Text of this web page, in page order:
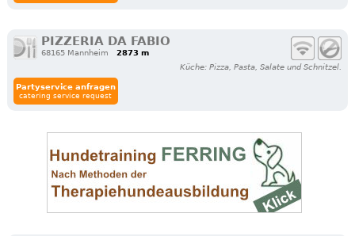
PIZZERIA DA FABIO
68165 Mannheim
2873 m
Küche: Pizza, Pasta, Salate und Schnitzel.
Partyservice anfragen
catering service request